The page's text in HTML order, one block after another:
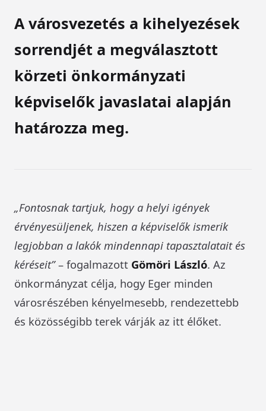
A városvezetés a kihelyezések
sorrendjét a megválasztott
körzeti önkormányzati
képviselők javaslatai alapján
határozza meg.
„Fontosnak tartjuk, hogy a helyi igények
érvényesüljenek, hiszen a képviselők ismerik
legjobban a lakók mindennapi tapasztalatait és
kéréseit”– fogalmazott Gömöri László. Az
önkormányzat célja, hogy Eger minden
városrészében kényelmesebb, rendezettebb
és közösségibb terek várják az itt élőket.